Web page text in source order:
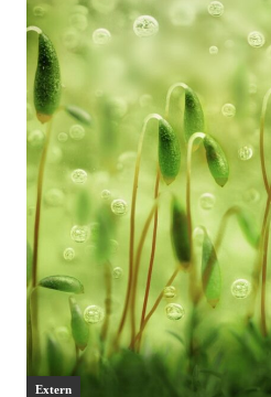
Extern